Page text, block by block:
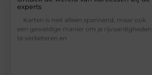
experts
Karten is niet alleen spannend, maar ook
een geweldige manier om je rijvaardigheden
te verbeteren en